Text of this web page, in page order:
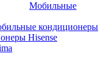
Мобильные
кондиционеры
Hisense